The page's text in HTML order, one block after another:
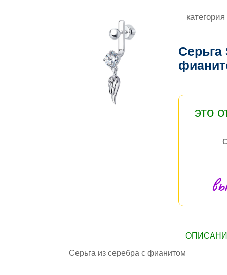
Серьга
это
Серьга из серебра с фианитом